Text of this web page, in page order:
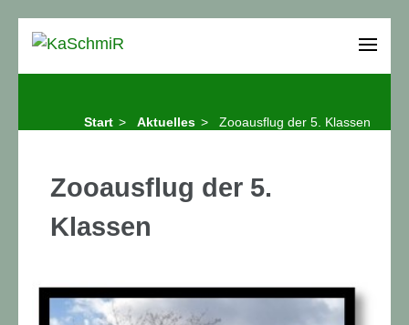
Zum
Inhalt
springen
drücken)
KaSchmiR
Start > Aktuelles > Zooausflug der 5. Klassen
Zooausflug der 5.
Klassen